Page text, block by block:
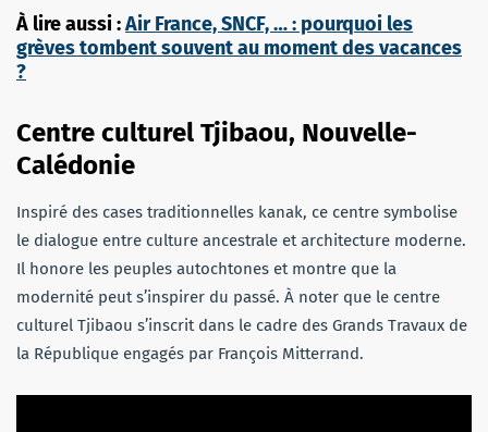
À lire aussi :Air France, SNCF, … : pourquoi les
grèves tombent souvent au moment des vacances
?
Centre culturel Tjibaou, Nouvelle-
Calédonie
Inspiré des cases traditionnelles kanak, ce centre symbolise
le dialogue entre culture ancestrale et architecture moderne.
Il honore les peuples autochtones et montre que la
modernité peut s’inspirer du passé. À noter que le centre
culturel Tjibaou s’inscrit dans le cadre des Grands Travaux de
la République engagés par François Mitterrand.